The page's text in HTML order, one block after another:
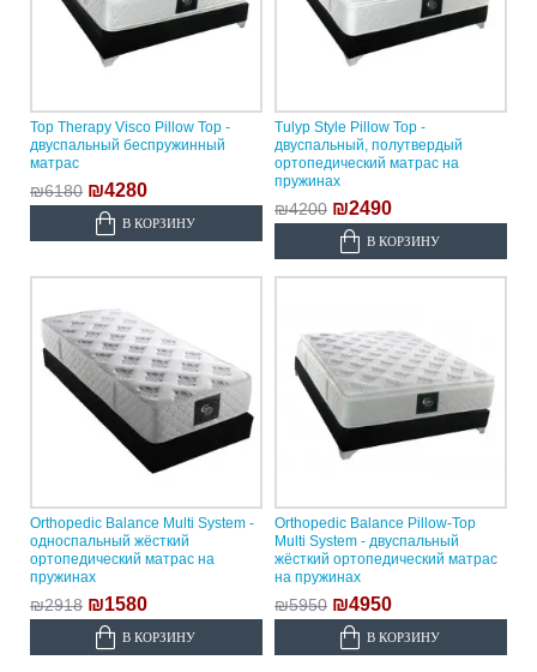
Top Therapy Visco Pillow Top -
двуспальный беспружинный
матрас
₪6180 ₪4280
В КОРЗИНУ
Tulyp Style Pillow Top -
двуспальный, полутвердый
ортопедический матрас на
пружинах
₪4200 ₪2490
В КОРЗИНУ
Orthopedic Balance Multi System -
односпальный жёсткий
ортопедический матрас на
пружинах
₪2918 ₪1580
В КОРЗИНУ
Orthopedic Balance Pillow-Top
Multi System - двуспальный
жёсткий ортопедический матрас
на пружинах
₪5950 ₪4950
В КОРЗИНУ